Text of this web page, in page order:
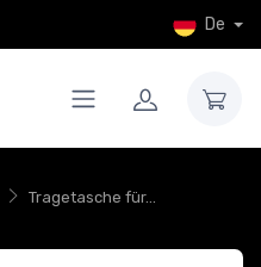
De
Tragetasche für...